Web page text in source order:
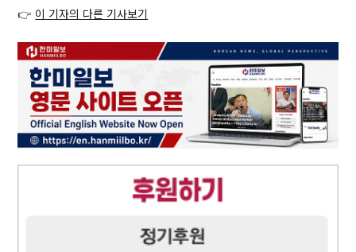
👉 이 기자의 다른 기사보기